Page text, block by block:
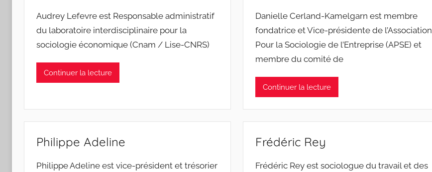
Sociologie
de
l'Entreprise
Audrey Lefevre est Responsable administratif
du laboratoire interdisciplinaire pour la
sociologie économique (Cnam / Lise-CNRS)
Continuer la lecture
Danielle Cerland-Kamelgarn est membre
fondatrice et Vice-présidente de l’Association
Pour la Sociologie de l’Entreprise (APSE) et
membre du comité de
Continuer la lecture
Philippe Adeline
Philippe Adeline est vice-président et trésorier
Frédéric Rey
Frédéric Rey est sociologue du travail et des